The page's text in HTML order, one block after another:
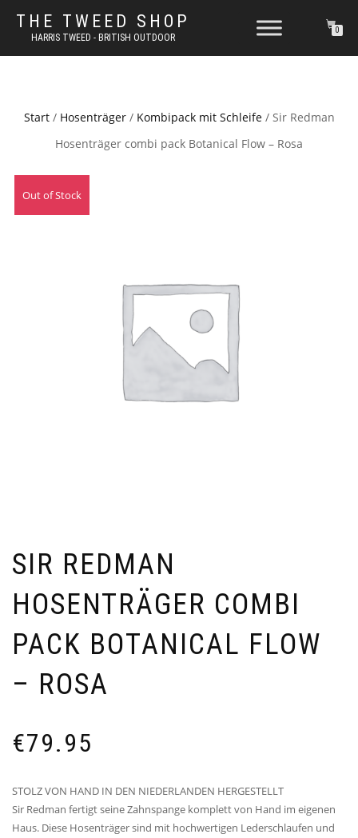
THE TWEED SHOP
HARRIS TWEED - BRITISH OUTDOOR
0
Start/ Hosenträger/ Kombipack mit Schleife/ Sir Redman
Hosenträger combi pack Botanical Flow – Rosa
Out of Stock
SIR REDMAN
HOSENTRÄGER COMBI
PACK BOTANICAL FLOW
– ROSA
€79.95
STOLZ VON HAND IN DEN NIEDERLANDEN HERGESTELLT
Sir Redman fertigt seine Zahnspange komplett von Hand im eigenen
Haus. Diese Hosenträger sind mit hochwertigen Lederschlaufen und